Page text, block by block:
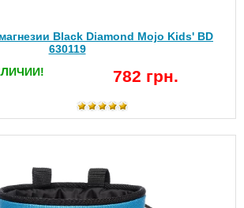
Black Diamond Mojo Kids' BD
630119
782 грн.